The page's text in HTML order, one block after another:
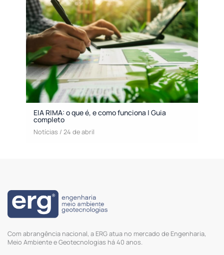
EIA RIMA: o que é, e como funciona | Guia
completo
Notícias / 24 de abril
Com abrangência nacional, a ERG atua no mercado de Engenharia,
Meio Ambiente e Geotecnologias há 40 anos.